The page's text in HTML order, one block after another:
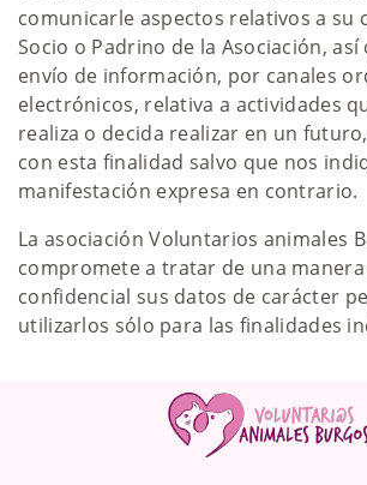
comunicarle aspectos relativos a su
Socio o Padrino de la Asociación,
envío de información, por canales
electrónicos, relativa a actividades
realiza o decida realizar en un
con esta finalidad salvo que nos
manifestación expresa en contrario.
La asociación Voluntarios animales
compromete a tratar de una
confidencial sus datos de carácter
utilizarlos sólo para las finalidades